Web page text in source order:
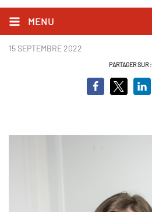
MENU
_DSC0009.jpg
15 SEPTEMBRE 2022
PARTAGER SUR :